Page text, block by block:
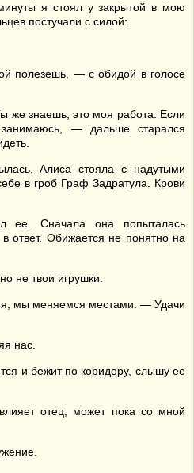
я стоял у закрытой в мою
постучали с силой:
полезешь, — с обидой в голосе
же знаешь, это моя работа. Если
— дальше старался
Алиса стояла с надутыми
в гроб Граф Задратула. Крови
ее. Сначала она попыталась
ответ. Обижается не понятно на
не твои игрушки.
мы меняемся местами. — Удачи
нас.
и бежит по коридору, слышу ее
отец, может пока со мной